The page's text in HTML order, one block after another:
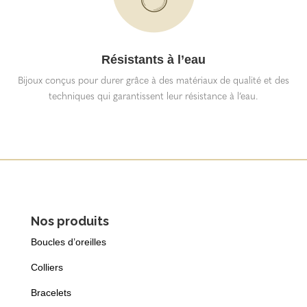
Résistants à l’eau
Bijoux conçus pour durer grâce à des matériaux de qualité et des
techniques qui garantissent leur résistance à l’eau.
Nos produits
Boucles d’oreilles
Colliers
Bracelets